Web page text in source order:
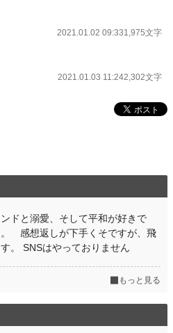
。
)
2021.01.02 09:331,975文字
2021.01.03 11:242,302文字
ドと溺愛、そして平和が好きで
感想返しが下手くそですが、飛
。 SNSはやっておりません
もっと見る